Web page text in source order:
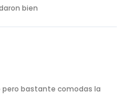
bien
pero bastante comodas la